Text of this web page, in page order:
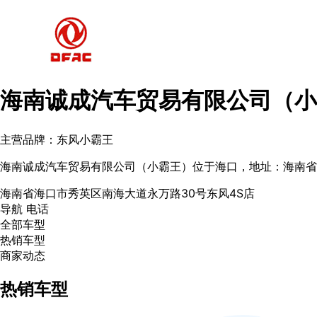
海南诚成汽车贸易有限公司（
主营品牌：东风小霸王
海南诚成汽车贸易有限公司（小霸王）位于海口，地址：海南
海南省海口市秀英区南海大道永万路30号东风4S店
导航 电话
全部车型
热销车型
商家动态
热销车型